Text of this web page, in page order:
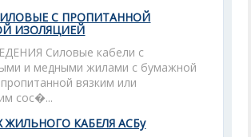
С ПРОПИТАННОЙ
ИЗОЛЯЦИЕЙ
Силовые кабели с
и медными жилами с бумажной
вязким или
сос�...
ЖИЛЬНОГО КАБЕЛЯ АСБу